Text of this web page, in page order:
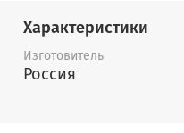
Характеристики
Изготовитель
Россия